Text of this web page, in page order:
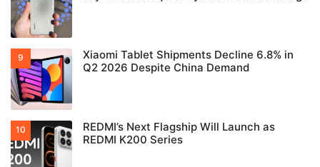
Xiaomi Tablet Shipments Decline 6.8% in
Q2 2026 Despite China Demand
REDMI’s Next Flagship Will Launch as
REDMI K200 Series